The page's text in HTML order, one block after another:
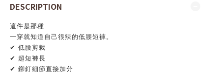
DESCRIPTION
這件是那種
一穿就知道自己很辣的低腰短褲。
✔ 低腰剪裁
✔ 超短褲長
✔ 鉚釘細節直接加分